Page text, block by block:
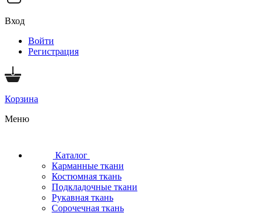
Вход
Войти
Регистрация
Корзина
Меню
Каталог
Карманные ткани
Костюмная ткань
Подкладочные ткани
Рукавная ткань
Сорочечная ткань